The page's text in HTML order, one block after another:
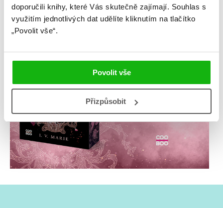
doporučili knihy, které Vás skutečně zajímají. Souhlas s
využitím jednotlivých dat udělíte kliknutím na tlačítko
„Povolit vše“.
Povolit vše
Přizpůsobit